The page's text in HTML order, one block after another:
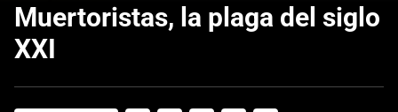
Muertoristas, la plaga del siglo
XXI